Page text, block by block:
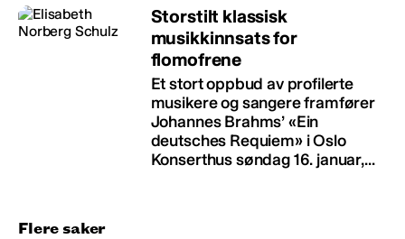
Storstilt klassisk
musikkinnsats for
flomofrene
Et stort oppbud av profilerte
musikere og sangere framfører
Johannes Brahms’ «Ein
deutsches Requiem» i Oslo
Konserthus søndag 16. januar,...
Flere saker